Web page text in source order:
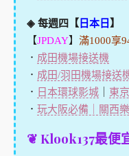
◈ 每週四【日本日 】
【JPDAY】 滿1000享
． 成田機場接送機
． 成田/羽田機場接送
． 日本環球影城｜ 東
． 玩大阪必備｜關西
❦ Klook137最便